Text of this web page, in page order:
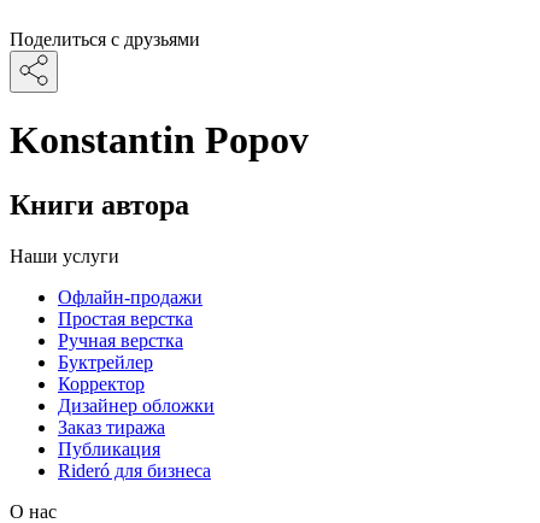
Поделиться с друзьями
Konstantin Popov
Книги автора
Наши услуги
Офлайн-продажи
Простая верстка
Ручная верстка
Буктрейлер
Корректор
Дизайнер обложки
Заказ тиража
Публикация
Rideró для бизнеса
О нас